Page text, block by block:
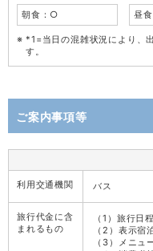
朝食：○ 昼
*1=当日の混雑状況により、
す。
ご案内事項等
利用交通機関 バス
旅行代金に含
まれるもの
（1）旅行日
（2）表示宿
（3）メニュ